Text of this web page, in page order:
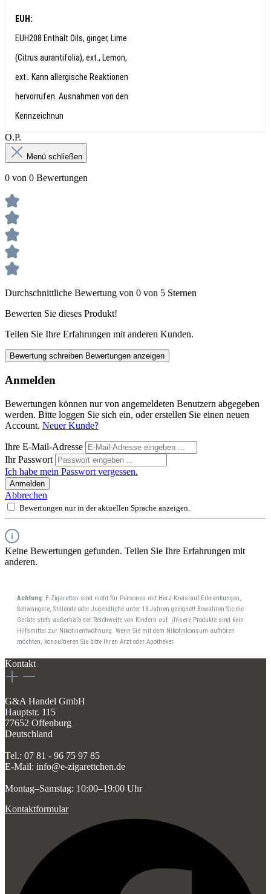
EUH:
EUH208 Enthält Oils, ginger, Lime
(Citrus aurantifolia), ext., Lemon,
ext.. Kann allergische Reaktionen
hervorrufen. Ausnahmen von den
Kennzeichnun
О.Р.
Menü schließen
0 von 0 Bewertungen
Durchschnittliche Bewertung von 0 von 5 Sternen
Bewerten Sie dieses Produkt!
Teilen Sie Ihre Erfahrungen mit anderen Kunden.
Bewertung schreiben Bewertungen anzeigen
Anmelden
Bewertungen können nur von angemeldeten Benutzern abgegeben
werden. Bitte loggen Sie sich ein, oder erstellen Sie einen neuen
Account. Neuer Kunde?
Ihre E-Mail-Adresse
Ihr Passwort
Ich habe mein Passwort vergessen.
Anmelden
Abbrechen
Bewertungen nur in der aktuellen Sprache anzeigen.
Keine Bewertungen gefunden. Teilen Sie Ihre Erfahrungen mit
anderen.
Achtung: E-Zigaretten sind nicht für Personen mit Herz-Kreislauf-Erkrankungen,
Schwangere, Stillende oder Jugendliche unter 18 Jahren geeignet! Bewahren Sie die
Geräte stets außerhalb der Reichweite von Kindern auf. Unsere Produkte sind kein
Hilfsmittel zur Nikotinentwöhnung. Wenn Sie mit dem Nikotinkonsum aufhören
möchten, konsultieren Sie bitte Ihren Arzt oder Apotheker.
Kontakt
G&A Handel GmbH
Hauptstr. 115
77652 Offenburg
Deutschland
Tel.: 07 81 - 96 75 97 85
E-Mail: info@e-zigarettchen.de
Montag–Samstag: 10:00–19:00 Uhr
Kontaktformular